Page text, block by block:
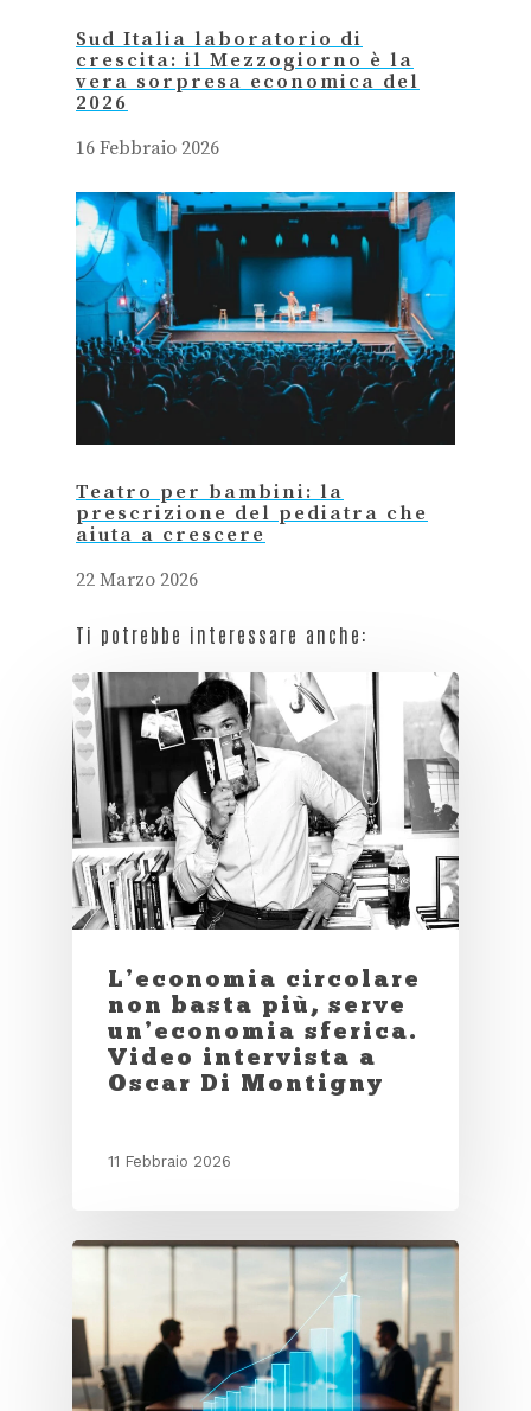
Sud Italia laboratorio di
crescita: il Mezzogiorno è la
vera sorpresa economica del
2026
16 Febbraio 2026
Teatro per bambini: la
prescrizione del pediatra che
aiuta a crescere
22 Marzo 2026
Ti potrebbe interessare anche:
L’economia circolare
non basta più, serve
un’economia sferica.
Video intervista a
Oscar Di Montigny
11 Febbraio 2026